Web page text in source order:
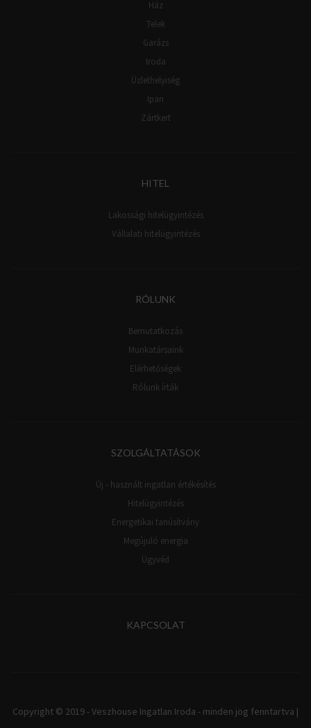
Ház
Telek
Garázs
Iroda
Üzlethelyiség
Ipari
Zártkert
HITEL
Lakossági hitelügyintézés
Vállalati hitelügyintézés
RÓLUNK
Bemutatkozás
Munkatársaink
Elérhetőségek
Rólunk írták
SZOLGÁLTATÁSOK
Új - használt ingatlan értékésítés
Hitelügyintézés
Energetikai tanúsítvány
Megújuló energia
Ügyvéd
KAPCSOLAT
Copyright © 2019 - Veszhouse Ingatlan Iroda - minden jog fenntartva |